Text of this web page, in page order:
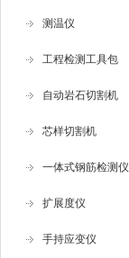
测温仪
工程检测工具包
自动岩石切割机
芯样切割机
一体式钢筋检测仪
扩展度仪
手持应变仪